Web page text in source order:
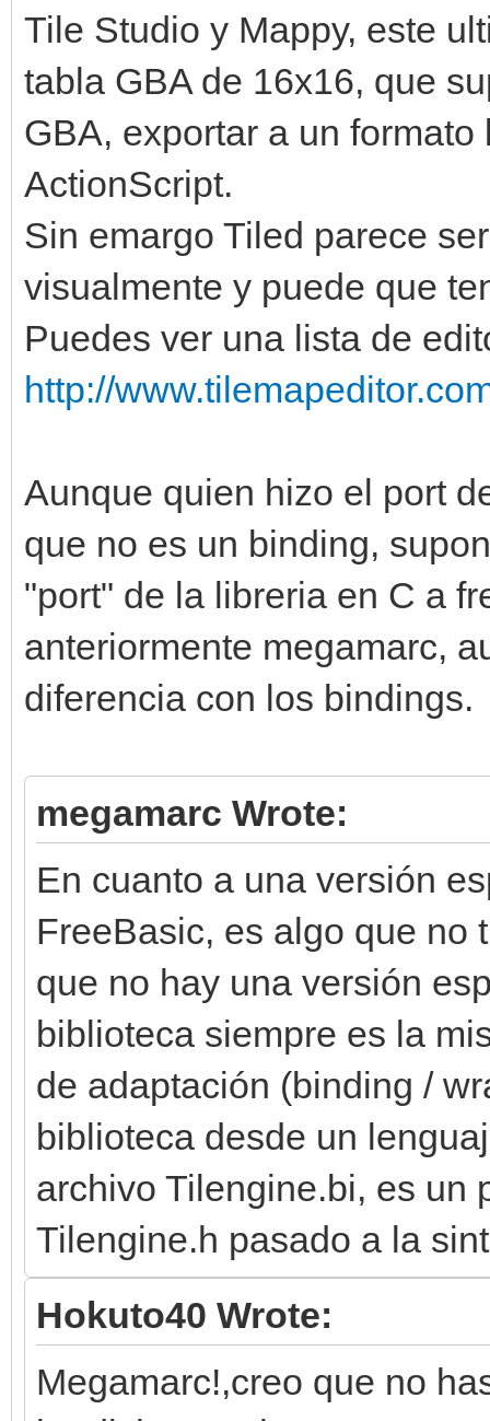
Tile Studio y Mappy, este
tabla GBA de 16x16, que
GBA, exportar a un
ActionScript.
Sin emargo Tiled parece
visualmente y puede que
Puedes ver una lista de
http://
Aunque quien hizo el port
que no es un binding,
"port" de la libreria en C a
anteriormente megamarc,
diferencia con los bindings.
megamarc Wrote:
En cuanto a una versión
FreeBasic, es algo que no
que no hay una versión
biblioteca siempre es la
de adaptación (binding /
biblioteca desde un
archivo Tilengine.bi, es un
Tilengine.h pasado a la
Hokuto40 Wrote:
Megamarc!,creo que no